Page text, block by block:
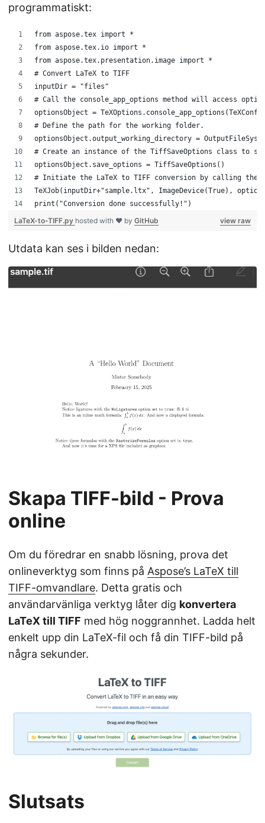
programmatiskt:
from aspose.tex import *
from aspose.tex.io import *
from aspose.tex.presentation.image import *
# Convert LaTeX to TIFF
inputDir = "files"
# Call the console_app_options method will access
optionsObject =
# Define the path for the working folder.
optionsObject.output_working_directory =
# Create an instance of the TiffSaveOptions class to
optionsObject.save_options = TiffSaveOptions()
# Initiate the LaTeX to TIFF conversion by calling the
TeXJob(inputDir+"sample.ltx", ImageDevice(True),
print("Conversion done successfully!")
view raw
LaTeX-to-TIFF.py hosted with ❤ by GitHub
Utdata kan ses i bilden nedan:
Skapa TIFF-bild - Prova
online
Om du föredrar en snabb lösning, prova det
onlineverktyg som finns på Aspose’s LaTeX till
TIFF-omvandlare. Detta gratis och
användarvänliga verktyg låter dig konvertera
LaTeX till TIFF med hög noggrannhet. Ladda helt
enkelt upp din LaTeX-fil och få din TIFF-bild på
några sekunder.
Slutsats